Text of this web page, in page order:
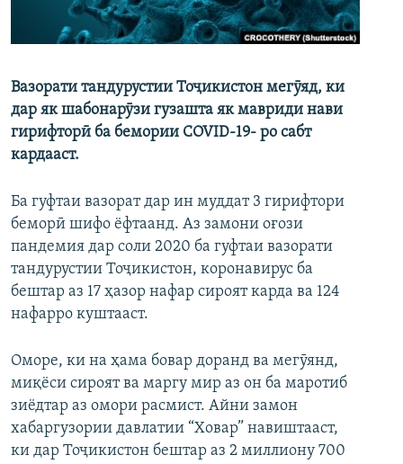
ГУЗОРИШҲОИ РАДИОӢ
Русский
ПАЙГИРӢ КУНЕД
Ҳамаи сомонаҳои RFE/RL
Вазорати тандурустии Тоҷикистон мегӯяд, ки
дар як шабонарӯзи гузашта як мавриди нави
гирифторӣ ба бемории COVID-19- ро сабт
кардааст.
Ба гуфтаи вазорат дар ин муддат 3 гирифтори
беморӣ шифо ёфтаанд. Аз замони оғози
пандемия дар соли 2020 ба гуфтаи вазорати
тандурустии Тоҷикистон, коронавирус ба
бештар аз 17 ҳазор нафар сироят карда ва 124
нафарро куштааст.
Оморе, ки на ҳама бовар доранд ва мегӯянд,
миқёси сироят ва маргу мир аз он ба маротиб
зиёдтар аз омори расмист. Айни замон
хабаргузории давлатии “Ховар” навиштааст,
ки дар Тоҷикистон бештар аз 2 миллиону 700